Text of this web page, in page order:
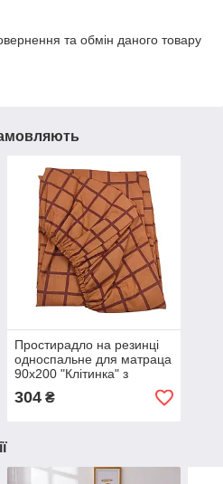
та обмін даного товару
Простирадло на резинці
односпальне для матраца
90x200 "Клітинка" з
304₴